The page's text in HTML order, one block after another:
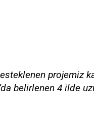
projemiz
belirlenen 4 ilde